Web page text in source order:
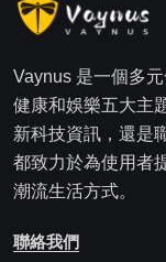
Vaynus 是一個多
健康和娛樂五大主
新科技資訊，還是
都致力於為使用者
潮流生活方式。
聯絡我們